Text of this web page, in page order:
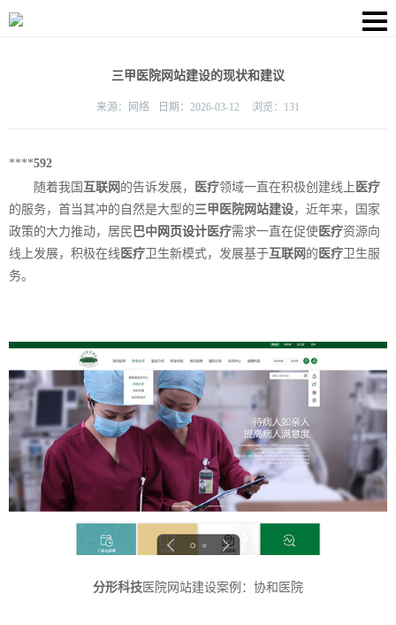
三甲医院网站建设的现状和建议
来源： 网络 日期： 2026-03-12 浏览： 131
****592
随着我国 互联网 的告诉发展， 医疗领域一直在积极创建线上 医疗
的服务，首当其冲的自然是大型的三甲医院网站建设，近年来，国家
政策的大力推动，居民 巴中 网页设计 医疗需求一直在促使 医疗资源向
线上发展，积极在线 医疗 卫生新模式，发展基于互联网 的 医疗 卫生服
务。
分形科技 医院网站建设案例： 协和医院